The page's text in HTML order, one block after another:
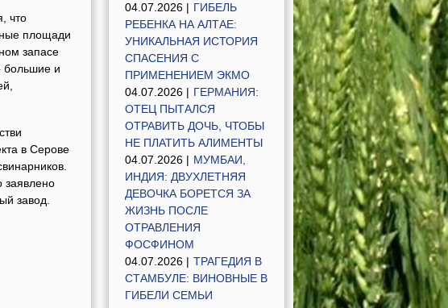
что
площади
запасе
большие и
в Серове
заявлено
завод.
04.07.2026 | ГИБЕЛЬ
РЕБЕНКА НА АЛТАЕ:
УНИКАЛЬНАЯ ИСТОРИЯ
СПАСЕНИЯ С
ПРИМЕНЕНИЕМ ЭКМО
04.07.2026 | ГЕРМАНИЯ:
ОТЕЦ ПЫТАЛСЯ
ОТРАВИТЬ ДОЧЬ, ЧТОБЫ
НЕ ПЛАТИТЬ АЛИМЕНТЫ
04.07.2026 | МУМБАИ,
ИНДИЯ: ДВУХЛЕТНЯЯ
ДЕВОЧКА БОРЕТСЯ ЗА
ЖИЗНЬ ПОСЛЕ
ОТРАВЛЕНИЯ
ФОСФИНОМ
04.07.2026 | ТРАГЕДИЯ В
СТАМБУЛЕ: ВИНОВНЫЕ В
ГИБЕЛИ СЕМЬИ